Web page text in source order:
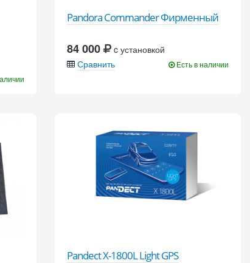
Pandora Commander Фирменный
84 000
c установкой
Сравнить
Есть в наличии
Pandect X-1800L Light GPS